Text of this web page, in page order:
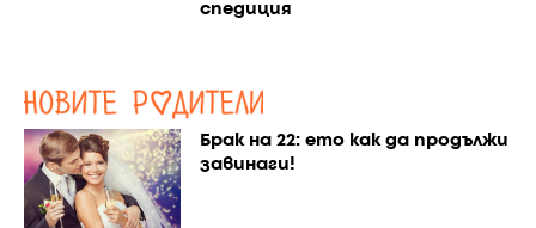
спедиция
Брак на 22: ето как да продължи
завинаги!